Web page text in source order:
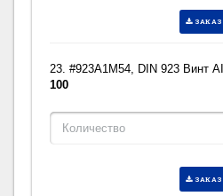
ЗАКАЗ
23. #923A1M54, DIN 923 Винт
100
ЗАКАЗ